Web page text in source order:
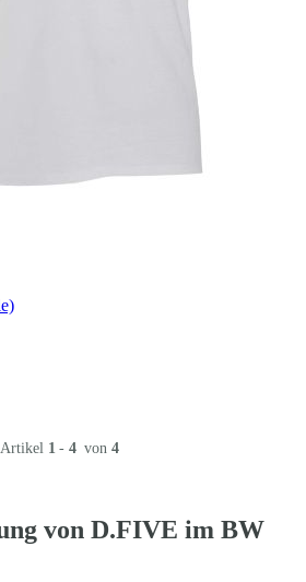
Artikel 1 - 4 von 4
von D.FIVE im BW